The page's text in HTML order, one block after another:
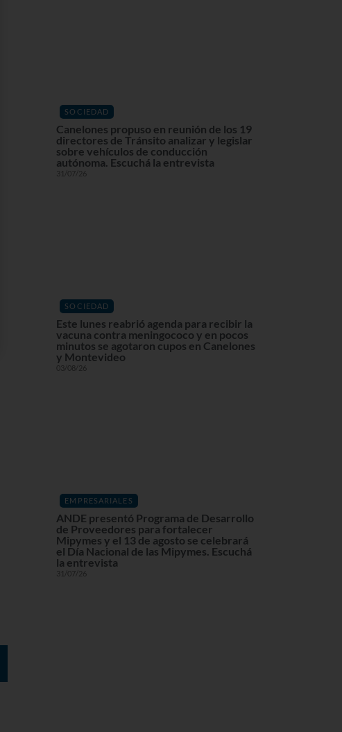
SOCIEDAD
Canelones propuso en reunión de los 19
directores de Tránsito analizar y legislar
sobre vehículos de conducción
autónoma. Escuchá la entrevista
31/07/26
SOCIEDAD
Este lunes reabrió agenda para recibir la
vacuna contra meningococo y en pocos
minutos se agotaron cupos en Canelones
y Montevideo
03/08/26
EMPRESARIALES
ANDE presentó Programa de Desarrollo
de Proveedores para fortalecer
Mipymes y el 13 de agosto se celebrará
el Día Nacional de las Mipymes. Escuchá
la entrevista
31/07/26